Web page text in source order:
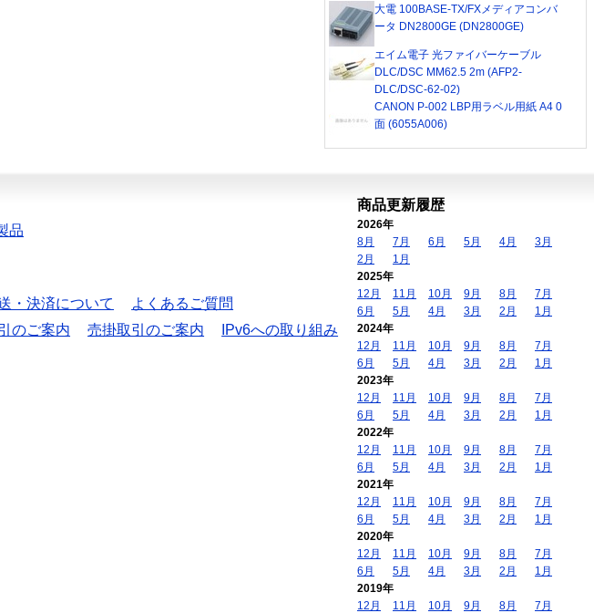
大電 100BASE-TX/FXメディアコンバ
ータ DN2800GE (DN2800GE)
エイム電子 光ファイバーケーブル
DLC/DSC MM62.5 2m (AFP2-
DLC/DSC-62-02)
CANON P-002 LBP用ラベル用紙 A4 0
面 (6055A006)
品
・決済について
よくあるご質問
のご案内 売掛取引のご案内
IPv6への取り組み
商品更新履歴
2026年
8月
7月 6月 5月 4月
3月
2月
1月
2025年
12月
11月 10月 9月 8月
7月
6月
5月 4月 3月 2月
1月
2024年
12月
11月 10月 9月 8月
7月
6月
5月 4月 3月 2月
1月
2023年
12月
11月 10月 9月 8月
7月
6月
5月 4月 3月 2月
1月
2022年
12月
11月 10月 9月 8月
7月
6月
5月 4月 3月 2月
1月
2021年
12月
11月 10月 9月 8月
7月
6月
5月 4月 3月 2月
1月
2020年
12月
11月 10月 9月 8月
7月
6月
5月 4月 3月 2月
1月
2019年
12月
11月 10月 9月 8月
7月